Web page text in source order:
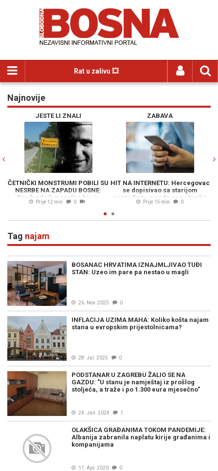
Rat u zalivu 💥
Najnovije
JESTE LI ZNALI
ČETNIČKI MONSTRUMI POBILI SU
NESRBE NA ZAPADU BOSNE:
Predvodnik masakra bio je
zloglasni Mane Rokvić…
Prije 12 min 0
ZABAVA
HIT NA INTERNETU: Hercegovac
se dopisivao sa starijom
gospođom, a onda se pohvalio
prijatelju...
Prije 15 min 0
Tag najam
BOSANAC HRVATIMA IZNAJMLJIVAO TUĐI
STAN: Uzeo im pare pa nestao u magli
26. Nov. 2025 0
INFLACIJA UZIMA MAHA: Koliko košta najam
stana u evropskim prijestolnicama?
28. Jul. 2025 0
PODSTANAR U ZAGREBU ŽALIO SE NA
GAZDU: "U stanu je namještaj iz prošlog
stoljeća, a traže i po 1.300 eura mjesečno"
24. Jan. 2024 1
OLAKŠICA GRAĐANIMA TOKOM PANDEMIJE:
Albanija zabranila naplatu kirije građanima i
kompanijama
11. Apr. 2020 0